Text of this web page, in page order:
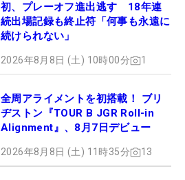
初、プレーオフ進出逃す 18年連
続出場記録も終止符「何事も永遠に
続けられない」
2026年8月8日 (土) 10時00分 1
全周アライメントを初搭載！ ブリ
ヂストン『TOUR B JGR Roll-in
Alignment』、8月7日デビュー
2026年8月8日 (土) 11時35分 13